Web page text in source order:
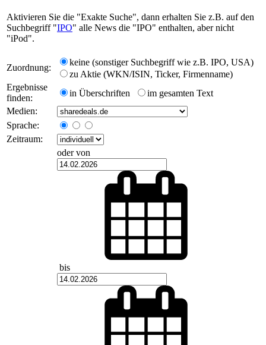
Aktivieren Sie die "Exakte Suche", dann erhalten Sie z.B. auf den
Suchbegriff "IPO" alle News die "IPO" enthalten, aber nicht
"iPod".
Zuordnung:
keine (sonstiger Suchbegriff wie z.B. IPO, USA)
zu Aktie (WKN/ISIN, Ticker, Firmenname)
Ergebnisse
finden:
in Überschriften
im gesamten Text
Medien:
Sprache:
Zeitraum:
oder von
bis